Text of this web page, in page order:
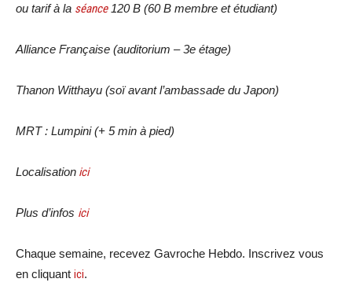
ou tarif à la séance120 B (60 B membre et étudiant)
Alliance Française (auditorium – 3e étage)
Thanon Witthayu (soï avant l’ambassade du Japon)
MRT : Lumpini (+ 5 min à pied)
Localisation ici
Plus d’infos ici
Chaque semaine, recevez Gavroche Hebdo. Inscrivez vous
en cliquant ici.